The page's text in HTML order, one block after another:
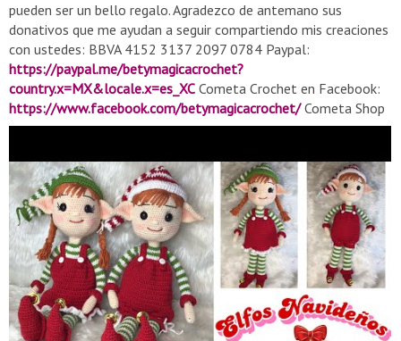
pueden ser un bello regalo. Agradezco de antemano sus
donativos que me ayudan a seguir compartiendo mis creaciones
con ustedes: BBVA 4152 3137 2097 0784 Paypal:
https://paypal.me/betymagicacrochet?
country.x=MX&locale.x=es_XC Cometa Crochet en Facebook:
https://www.facebook.com/betymagicacrochet/Cometa Shop
en donde podrán adquirir las figuras que aquí realizamos o
https://www.facebook.com/betymagica/Mi Instagram:
cometa_shop_mx #elfostejidos #elfoscrochet
#elfosamigurumi #manualidadesnavidad #navidadcrochet